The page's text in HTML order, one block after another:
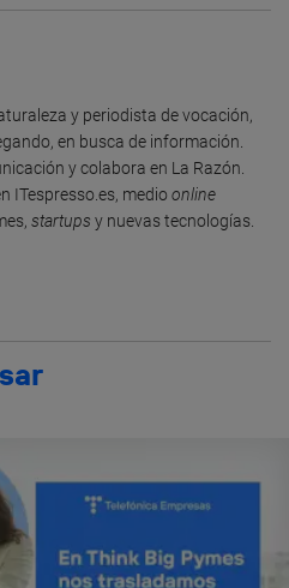
y periodista de vocación,
en busca de información.
y colabora en La Razón.
ITespresso.es, medio online
startups y nuevas tecnologías.